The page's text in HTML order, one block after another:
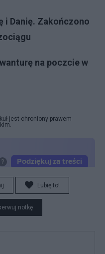
i Danię. Zakończono
na poczcie w
jest chroniony prawem
Lubię to!
notkę